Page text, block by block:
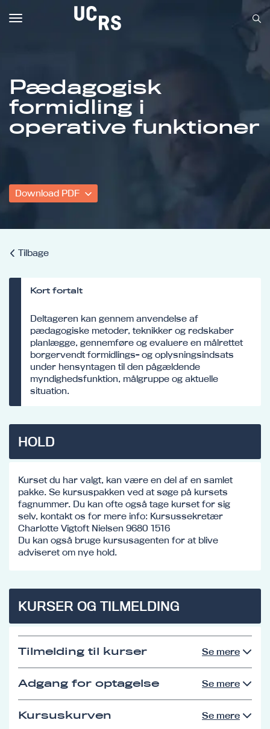
Om UCRS
Bliv faglært
Pædagogisk
formidling i
operative funktioner
Download PDF
Tilbage
Kort fortalt
Deltageren kan gennem anvendelse af
pædagogiske metoder, teknikker og redskaber
planlægge, gennemføre og evaluere en målrettet
borgervendt formidlings- og oplysningsindsats
under hensyntagen til den pågældende
myndighedsfunktion, målgruppe og aktuelle
situation.
HOLD
Kurset du har valgt, kan være en del af en samlet
pakke. Se kursuspakken ved at søge på kursets
fagnummer. Du kan ofte også tage kurset for sig
selv, kontakt os for mere info: Kursussekretær
Charlotte Vigtoft Nielsen 9680 1516
Du kan også bruge kursusagenten for at blive
adviseret om nye hold.
KURSER OG TILMELDING
Tilmelding til kurser Se mere
Adgang for optagelse Se mere
Kursuskurven Se mere